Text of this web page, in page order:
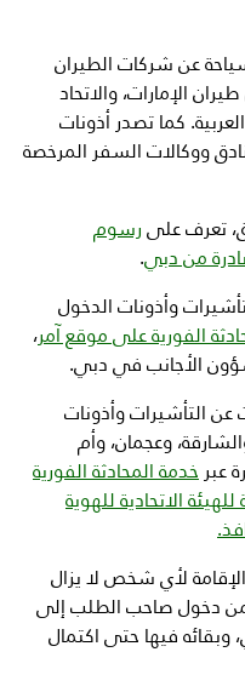
عن شركات الطيران
الإمارات، والاتحاد
كما تصدر أذونات
ووكالات السفر المرخصة
تعرف على رسوم
من دبي.
وأذونات الدخول
الفورية على موقع آمر،
وشؤون الأجانب في دبي.
التأشيرات وأذونات
وعجمان، وأم
عبر خدمة المحادثة الفورية
للهيئة الاتحادية للهوية
لأي شخص لا يزال
من دخول صاحب الطلب إلى
وبقائه فيها حتى اكتمال